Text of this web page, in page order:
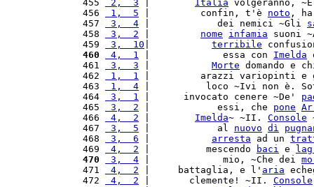
455 2,  3 Italia volgeranno,
456
1,  5 |         confin, t'è noto , ha
457
3,  4 |            dei nemici ~Gli
458
3,  2 nome infamia suoni
459
3,  10 terribile
460
4,  1 |             essa con Imelda
461
3,  3 Morte domando e
462
1,  1 |         arazzi variopinti e
463
1,  4 |          loco ~Ivi non è.
464
3,  1 |      invocato cenere ~De'
465
3,  2 |            essi, che pone
466
4,  2 Imelda~ ~II. Console
467
3,  5 |            al nuovo dì
468
3,  6 arresta ad un
469
4,  2 |          mescendo baci e
470
3,  4 |             mio, ~Che dei
471
4,  2 |     battaglia, e l' aria
472
4,  2 |       clemente! ~II. Console